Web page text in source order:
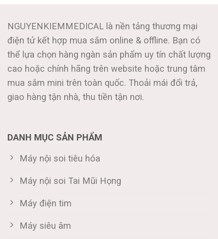
NGUYENKIEMMEDICAL là nền tảng thương mại
điện tử kết hợp mua sắm online & offline. Bạn có
thể lựa chọn hàng ngàn sản phẩm uy tín chất lượng
cao hoặc chính hãng trên website hoặc trung tâm
mua sắm mini trên toàn quốc. Thoải mái đổi trả,
giao hàng tận nhà, thu tiền tận nơi.
DANH MỤC SẢN PHẨM
Máy nội soi tiêu hóa
Máy nội soi Tai Mũi Họng
Máy điện tim
Máy siêu âm